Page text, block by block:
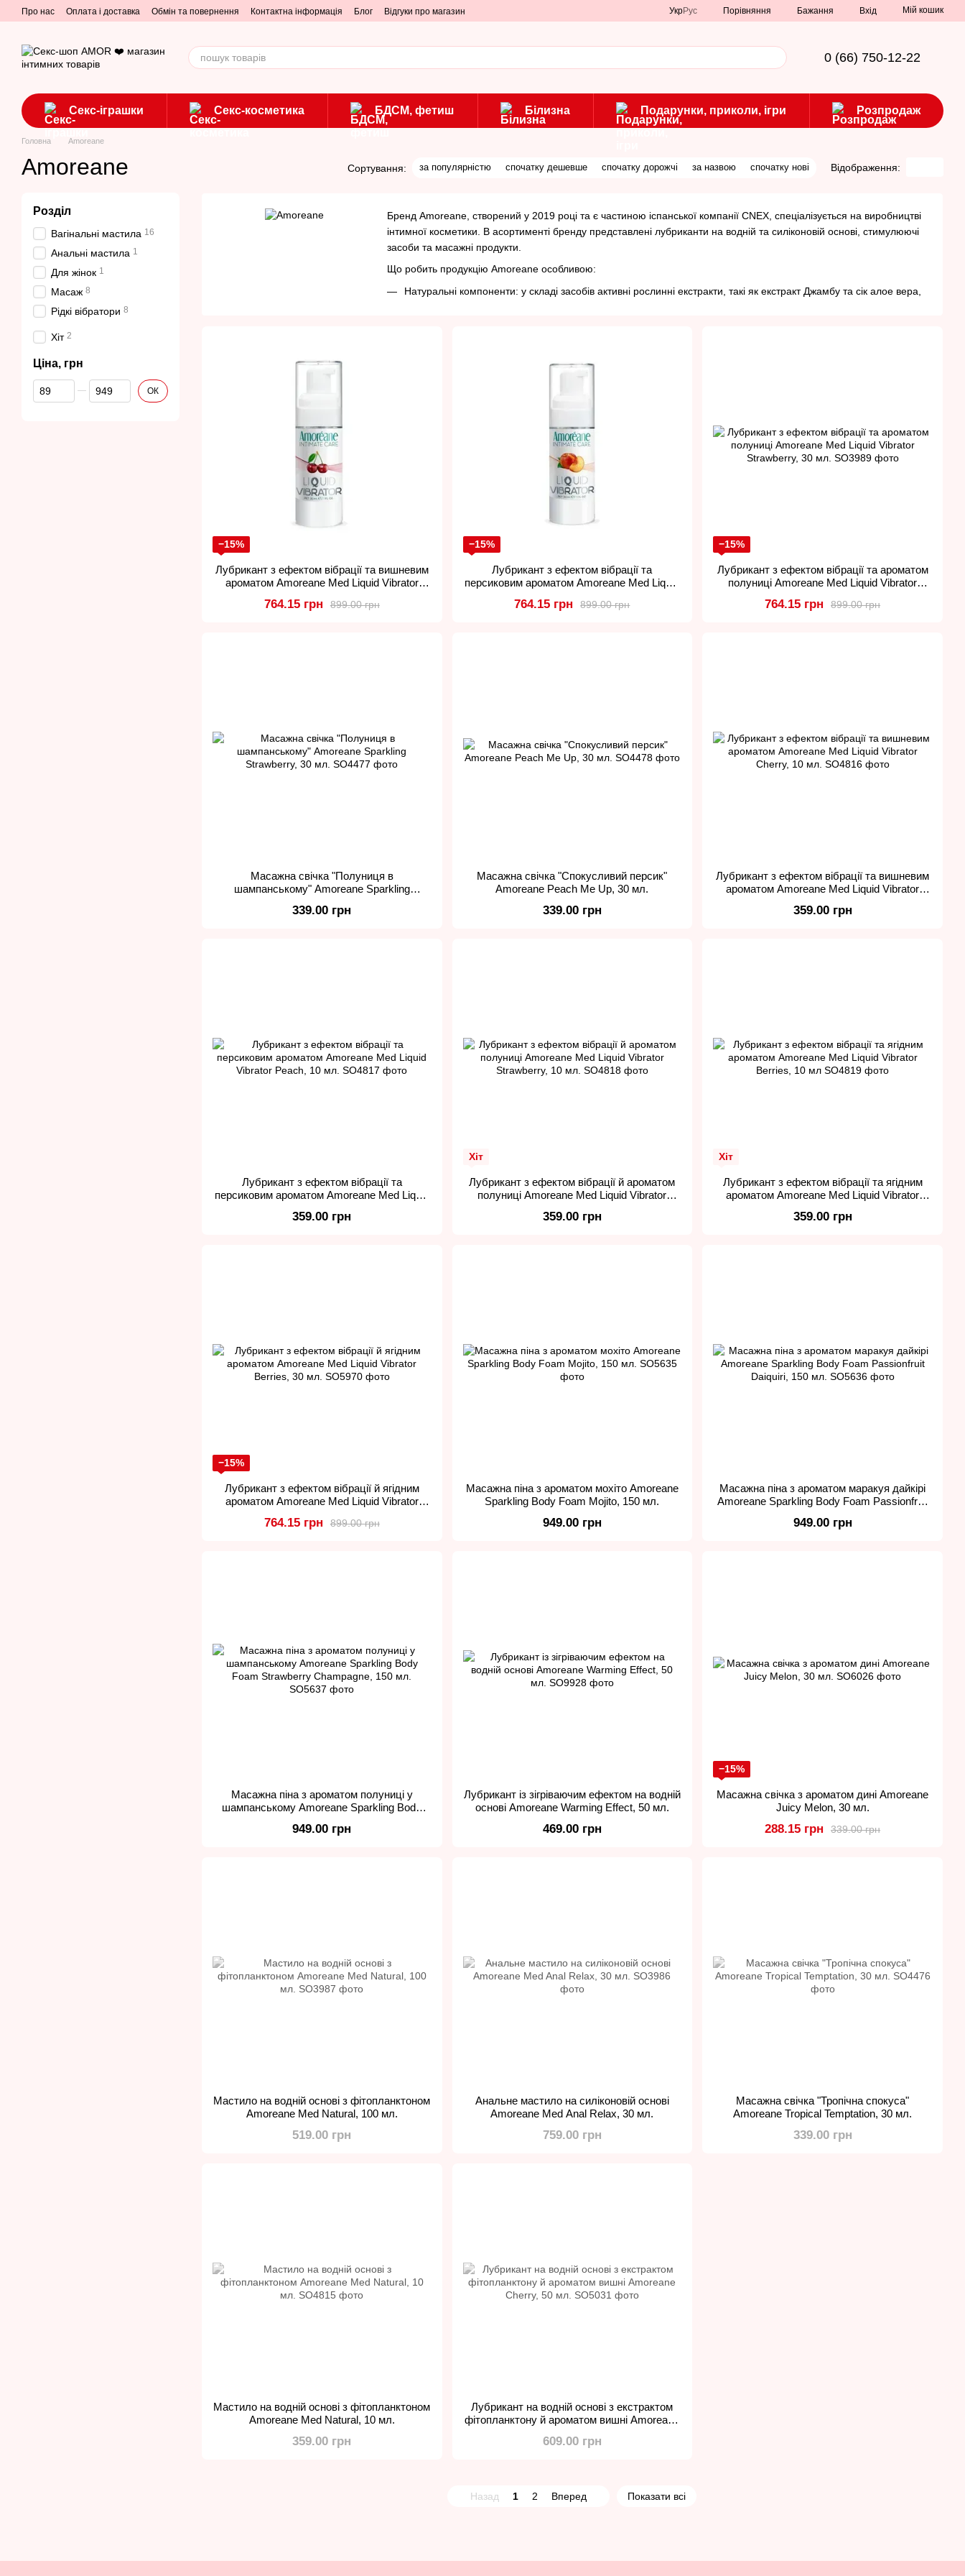
Перейти до основного контенту
Про нас Оплата і доставка Обмін та повернення Контактна інформація Блог Відгуки про магазин УкрРус Порівняння Бажання Вхід Мій кошик
0 (66) 750-12-22
Секс-іграшки Секс-косметика БДСМ, фетиш Білизна Подарунки, приколи, ігри Розпродаж
Головна Amoreane
Amoreane Сортування: за популярністю спочатку дешевше спочатку дорожчі за назвою спочатку нові Відображення:
Бренд Amoreane, створений у 2019 році та є частиною іспанської компанії CNEX, спеціалізується на виробництві
інтимної косметики. В асортименті бренду представлені лубриканти на водній та силіконовій основі, стимулюючі
засоби та масажні продукти.
Що робить продукцію Amoreane особливою:
Натуральні компоненти: у складі засобів активні рослинні екстракти, такі як екстракт Джамбу та сік алое вера,
Унікальні засоби для масажу: пінки з потріскуючим і поколюючим ефектом при нанесенні, а також масажні
Відкрийте для себе магію Amoreane!
−15%
Лубрикант з ефектом вібрації та вишневим
ароматом Amoreane Med Liquid Vibrator
899.00 грн
764.15 грн
−15%
Лубрикант з ефектом вібрації та
персиковим ароматом Amoreane Med Liquid
899.00 грн
764.15 грн
−15%
Лубрикант з ефектом вібрації та ароматом
полуниці Amoreane Med Liquid Vibrator
899.00 грн
764.15 грн
Масажна свічка "Полуниця в
шампанському" Amoreane Sparkling
339.00 грн
Масажна свічка "Спокусливий персик"
Amoreane Peach Me Up, 30 мл.
339.00 грн
Лубрикант з ефектом вібрації та вишневим
ароматом Amoreane Med Liquid Vibrator
359.00 грн
Лубрикант з ефектом вібрації та
персиковим ароматом Amoreane Med Liquid
359.00 грн
Хіт
Лубрикант з ефектом вібрації й ароматом
полуниці Amoreane Med Liquid Vibrator
359.00 грн
Хіт
Лубрикант з ефектом вібрації та ягідним
ароматом Amoreane Med Liquid Vibrator
359.00 грн
−15%
Лубрикант з ефектом вібрації й ягідним
ароматом Amoreane Med Liquid Vibrator
899.00 грн
764.15 грн
Масажна піна з ароматом мохіто Amoreane
Sparkling Body Foam Mojito, 150 мл.
949.00 грн
Масажна піна з ароматом маракуя дайкірі
Amoreane Sparkling Body Foam Passionfruit
949.00 грн
Масажна піна з ароматом полуниці у
шампанському Amoreane Sparkling Body
949.00 грн
Лубрикант із зігріваючим ефектом на водній
основі Amoreane Warming Effect, 50 мл.
469.00 грн
−15%
Масажна свічка з ароматом дині Amoreane
Juicy Melon, 30 мл.
339.00 грн
288.15 грн
Мастило на водній основі з фітопланктоном
Amoreane Med Natural, 100 мл.
519.00 грн
Анальне мастило на силіконовій основі
Amoreane Med Anal Relax, 30 мл.
759.00 грн
Масажна свічка "Тропічна спокуса"
Amoreane Tropical Temptation, 30 мл.
339.00 грн
Мастило на водній основі з фітопланктоном
Amoreane Med Natural, 10 мл.
359.00 грн
Лубрикант на водній основі з екстрактом
фітопланктону й ароматом вишні Amoreane
609.00 грн
Назад 1 2 Вперед Показати всі
Розділ
Вагінальні мастила 16
Анальні мастила 1
Для жінок 1
Масаж 8
Рідкі вібратори 8
Хіт 2
Ціна, грн
Від Ціна, грн
До Ціна, грн ОК